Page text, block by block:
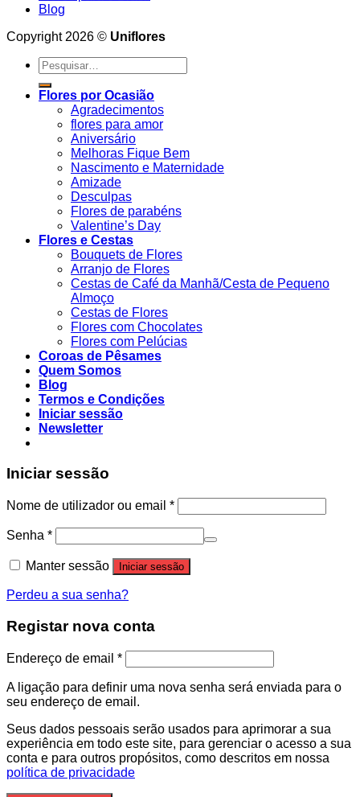
Blog
Copyright 2026 © Uniflores
Pesquisar
por:
Flores por Ocasião
Agradecimentos
flores para amor
Aniversário
Melhoras Fique Bem
Nascimento e Maternidade
Amizade
Desculpas
Flores de parabéns
Valentine’s Day
Flores e Cestas
Bouquets de Flores
Arranjo de Flores
Cestas de Café da Manhã/Cesta de Pequeno
Almoço
Cestas de Flores
Flores com Chocolates
Flores com Pelúcias
Coroas de Pêsames
Quem Somos
Blog
Termos e Condições
Iniciar sessão
Newsletter
Iniciar sessão
Nome de utilizador ou email *
Senha *
Manter sessão Iniciar sessão
Perdeu a sua senha?
Registar nova conta
Endereço de email *
A ligação para definir uma nova senha será enviada para o
seu endereço de email.
Seus dados pessoais serão usados para aprimorar a sua
experiência em todo este site, para gerenciar o acesso a sua
conta e para outros propósitos, como descritos em nossa
política de privacidade